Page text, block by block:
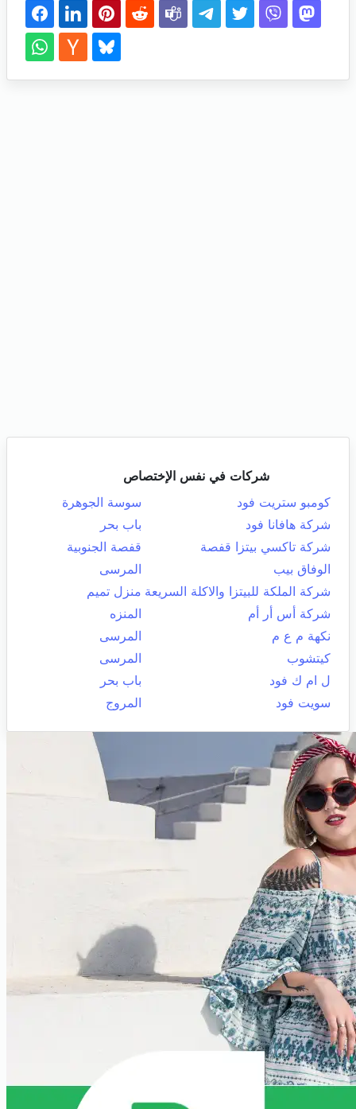
شركات في نفس الإختصاص
كومبو ستريت فود
سوسة الجوهرة
شركة هافانا فود
باب بحر
شركة تاكسي بيتزا قفصة
قفصة الجنوبية
الوفاق بيب
المرسى
شركة الملكة للبيتزا والاكلة السريعة منزل تميم
شركة أس أر أم
المنزه
نكهة م ع م
المرسى
كيتشوب
المرسى
ل ام ك فود
باب بحر
سويت فود
المروج